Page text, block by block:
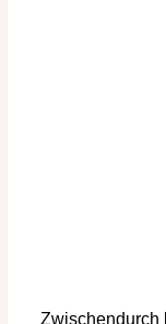
Zwischendurch